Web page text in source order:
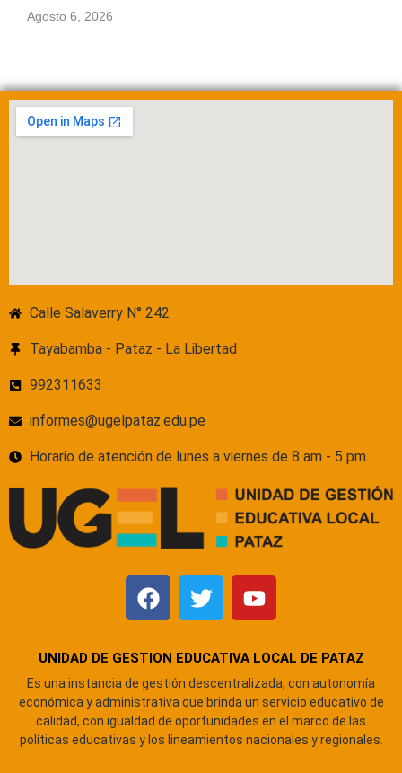
Agosto 6, 2026
Calle Salaverry N° 242
Tayabamba - Pataz - La Libertad
992311633
informes@ugelpataz.edu.pe
Horario de atención de lunes a viernes de 8 am - 5 pm.
UNIDAD DE GESTION EDUCATIVA LOCAL DE PATAZ
Es una instancia de gestión descentralizada, con autonomía
económica y administrativa que brinda un servicio educativo de
calidad, con igualdad de oportunidades en el marco de las
políticas educativas y los lineamientos nacionales y regionales.